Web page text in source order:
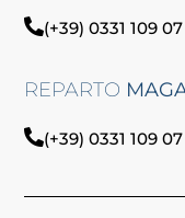
(+39) 0331 109
REPARTO
(+39) 0331 109